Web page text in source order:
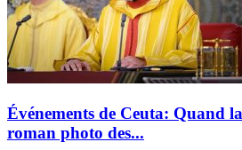
Événements de Ceuta: Quand
roman photo des...